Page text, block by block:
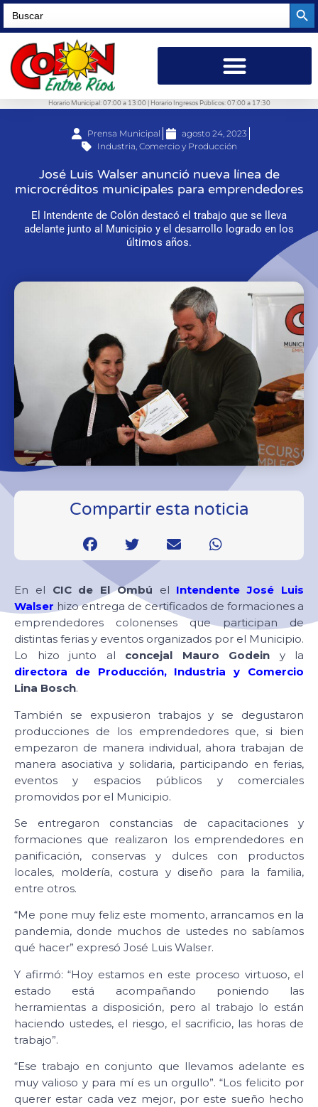
Search
for:
Horario Municipal: 07:00 a 13:00 | Horario Ingresos Públicos: 07:00 a 17:30
Prensa Municipal
agosto 24, 2023
Industria, Comercio y Producción
José Luis Walser anunció nueva línea de
microcréditos municipales para emprendedores
El Intendente de Colón destacó el trabajo que se lleva
adelante junto al Municipio y el desarrollo logrado en los
últimos años.
Compartir esta noticia
En el CIC de El Ombú el Intendente José Luis
Walser hizo entrega de certificados de formaciones a
emprendedores colonenses que participan de
distintas ferias y eventos organizados por el Municipio.
Lo hizo junto al concejal Mauro Godein y la
directora de Producción, Industria y Comercio
Lina Bosch.
También se expusieron trabajos y se degustaron
producciones de los emprendedores que, si bien
empezaron de manera individual, ahora trabajan de
manera asociativa y solidaria, participando en ferias,
eventos y espacios públicos y comerciales
promovidos por el Municipio.
Se entregaron constancias de capacitaciones y
formaciones que realizaron los emprendedores en
panificación, conservas y dulces con productos
locales, moldería, costura y diseño para la familia,
entre otros.
“Me pone muy feliz este momento, arrancamos en la
pandemia, donde muchos de ustedes no sabíamos
qué hacer” expresó José Luis Walser.
Y afirmó: “Hoy estamos en este proceso virtuoso, el
estado está acompañando poniendo las
herramientas a disposición, pero al trabajo lo están
haciendo ustedes, el riesgo, el sacrificio, las horas de
trabajo”.
“Ese trabajo en conjunto que llevamos adelante es
muy valioso y para mí es un orgullo”. “Los felicito por
querer estar cada vez mejor, por este sueño hecho